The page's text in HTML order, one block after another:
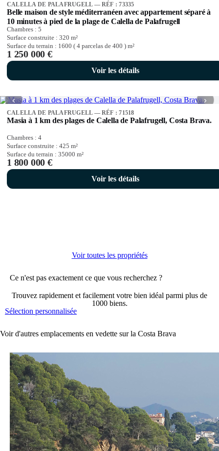
CALELLA DE PALAFRUGELL — RÉF : 73335
Belle maison de style méditerranéen avec appartement séparé à
10 minutes à pied de la plage de Calella de Palafrugell
Chambres : 5
Surface construite : 320 m²
Surface du terrain : 1600 ( 4 parcelas de 400 ) m²
1 250 000 €
Voir les détails
‹ ›
CALELLA DE PALAFRUGELL — RÉF : 71518
Masia à 1 km des plages de Calella de Palafrugell, Costa Brava.
Chambres : 4
Surface construite : 425 m²
Surface du terrain : 35000 m²
1 800 000 €
Voir les détails
Voir toutes les propriétés
Ce n'est pas exactement ce que vous recherchez ?
Trouvez rapidement et facilement votre bien idéal parmi plus de
1000 biens.
Sélection personnalisée
Voir d'autres emplacements en vedette sur la Costa Brava